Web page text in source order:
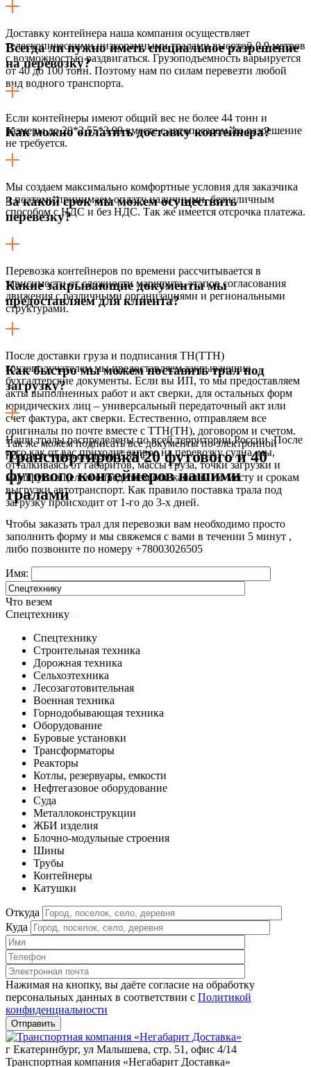
Доставку контейнера наша компания осуществляет
телескопическими низкорамными тралами высотой 0,9 метров
с возможностью раздвигаться. Грузоподъемность варьируется
от 40 до 100 тонн. Поэтому нам по силам перевезти любой
вид водного транспорта.
Всегда ли нужно иметь специальное разрешение
на перевозку?
Если контейнеры имеют общий вес не более 44 тонн и
размеры до 20*2,55*3,99 вместе с автопоездом, то разрешение
не требуется.
Как можно оплатить доставку контейнера?
Мы создаем максимально комфортные условия для заказчика
и поэтому принимаем оплату наличными, безналичным
способом с НДС и без НДС. Так же имеется отсрочка платежа.
За какой срок мы можем осуществить
перевезку?
Перевозка контейнеров по времени рассчитывается в
зависимости от сложности маршрута, этапов согласования
движения с различными организациями и региональными
структурами.
Какие закрывающие документы мы
предоставляем для клиента?
После доставки груза и подписания ТН(ТТН)
грузополучателем мы предоставляем закрывающие
бухгалтерские документы. Если вы ИП, то мы предоставляем
акты выполненных работ и акт сверки, для остальных форм
юридических лиц – универсальный передаточный акт или
счет фактура, акт сверки. Естественно, отправляем все
оригиналы по почте вместе с ТТН(ТН), договором и счетом.
Так же можем подписать все документы по электронной
подписи через систему СБИС.
Как быстро мы можем поставить трал под
загрузку?
Наши тралы распределены по всей территории России. После
того как от вас приходит запрос на перевозку судна, мы,
отталкиваясь от габаритов, массы груза, точки загрузки и
маршрута в целом определяем ближайший по месту и срокам
выгрузки автотранспорт. Как правило поставка трала под
загрузку происходит от 1-го до 3-х дней.
Транспортировка 20 футового и 40
футового контейнеров нашими
тралами
Чтобы заказать трал для перевозки вам необходимо просто
заполнить форму и мы свяжемся с вами в течении 5 минут ,
либо позвоните по номеру +78003026505
Имя:
Что везем
Спецтехнику
Спецтехнику
Строительная техника
Дорожная техника
Сельхозтехника
Лесозаготовительная
Военная техника
Горнодобывающая техника
Оборудование
Буровые установки
Трансформаторы
Реакторы
Котлы, резервуары, емкости
Нефтегазовое оборудование
Cуда
Металлоконструкции
ЖБИ изделия
Блочно-модульные строения
Шины
Трубы
Контейнеры
Катушки
Откуда
Куда
Нажимая на кнопку, вы даёте согласие на обработку
персональных данных в соответствии c Политикой
конфиденциальности
г Екатеринбург, ул Малышева, стр. 51, офис 4/14
Транспортная компания «Негабарит Доставка»